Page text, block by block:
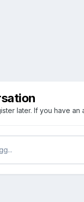
later. If you have an